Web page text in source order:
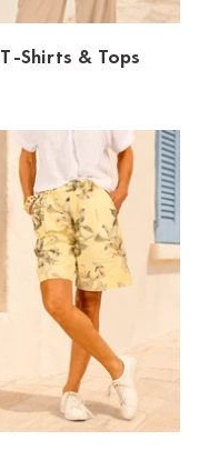
T-Shirts & Tops